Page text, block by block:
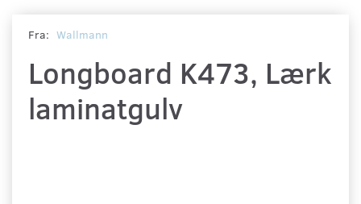
Fra: Wallmann
Longboard K473, Lærk
laminatgulv